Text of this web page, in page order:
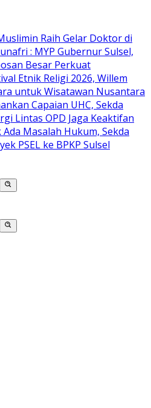
Raih Gelar Doktor di
: MYP Gubernur Sulsel,
Besar Perkuat
Etnik Religi 2026, Willem
untuk Wisatawan Nusantara
Capaian UHC, Sekda
Lintas OPD Jaga Keaktifan
Masalah Hukum, Sekda
PSEL ke BPKP Sulsel